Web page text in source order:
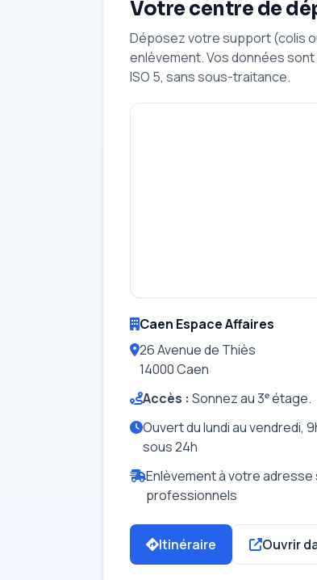
Votre centre de
Déposez votre support (colis
enlèvement. Vos données
ISO 5, sans sous-traitance.
Caen Espace Affaires
26 Avenue de Thiès
14000 Caen
Accès : Sonnez au 3ᵉ étage.
Ouvert du lundi au vendredi,
sous 24h
Enlèvement à votre
professionnels
Itinéraire Ouvrir